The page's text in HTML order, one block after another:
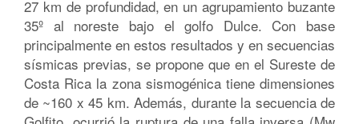
27 km de profundidad, en un agrupamiento buzante
35º al noreste bajo el golfo Dulce. Con base
principalmente en estos resultados y en secuencias
sísmicas previas, se propone que en el Sureste de
Costa Rica la zona sismogénica tiene dimensiones
de ~160 x 45 km. Además, durante la secuencia de